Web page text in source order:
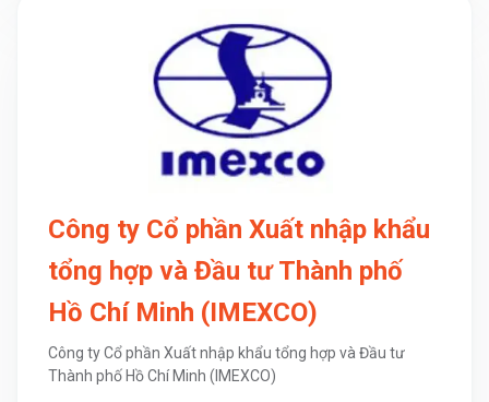
Công ty Cổ phần Xuất nhập khẩu
tổng hợp và Đầu tư Thành phố
Hồ Chí Minh (IMEXCO)
Công ty Cổ phần Xuất nhập khẩu tổng hợp và Đầu tư
Thành phố Hồ Chí Minh (IMEXCO)